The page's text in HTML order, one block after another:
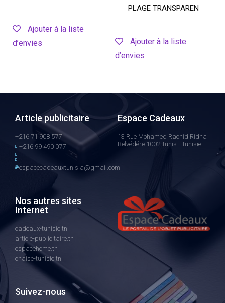
Ajouter à la liste
d’envies
PLAGE TRANSPAREN
Ajouter à la liste
d’envies
Article publicitaire
+216 71 908 577
+216 99 490 077
espacecadeauxtunisia@gmail.com
Espace Cadeaux
13 Rue Mohamed Rachid Ridha
Belvédére 1002 Tunis - Tunisie
Nos autres sites
Internet
cadeaux-tunisie.tn
article-publicitaire.tn
espacehome.tn
chaise-tunisie.tn
Suivez-nous